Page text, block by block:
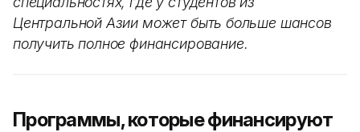
Центральной Азии может быть больше шансов
получить полное финансирование.
Программы, которые финансируют